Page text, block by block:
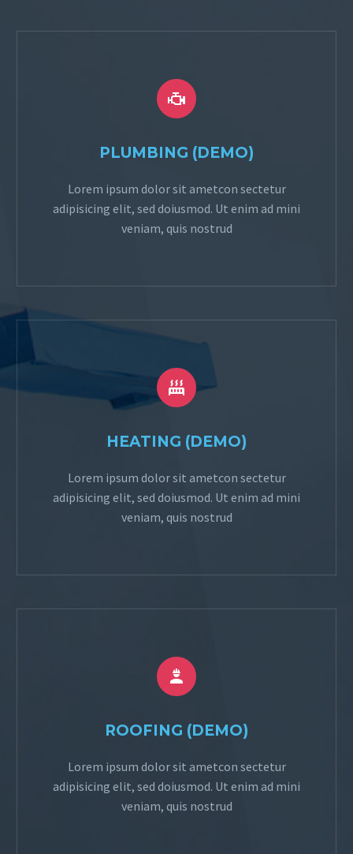


PLUMBING (DEMO)
Lorem ipsum dolor sit ametcon sectetur
adipisicing elit, sed doiusmod. Ut enim ad mini
veniam, quis nostrud


HEATING (DEMO)
Lorem ipsum dolor sit ametcon sectetur
adipisicing elit, sed doiusmod. Ut enim ad mini
veniam, quis nostrud


ROOFING (DEMO)
Lorem ipsum dolor sit ametcon sectetur
adipisicing elit, sed doiusmod. Ut enim ad mini
veniam, quis nostrud